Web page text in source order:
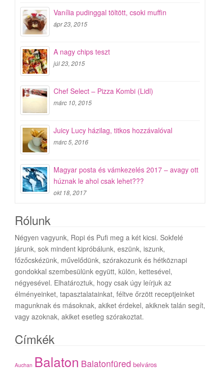
Vanília pudinggal töltött, csoki muffin
ápr 23, 2015
A nagy chips teszt
júl 23, 2015
Chef Select – Pizza Kombi (Lidl)
márc 10, 2015
Juicy Lucy házilag, titkos hozzávalóval
márc 5, 2016
Magyar posta és vámkezelés 2017 – avagy ott
húznak le ahol csak lehet???
okt 18, 2017
Rólunk
Négyen vagyunk, Ropi és Pufi meg a két kicsi. Sokfelé
járunk, sok mindent kipróbálunk, eszünk, iszunk,
főzőcskézünk, művelődünk, szórakozunk és hétköznapi
gondokkal szembesülünk együtt, külön, kettesével,
négyesével. Elhatároztuk, hogy csak úgy leírjuk az
élményeinket, tapasztalatainkat, féltve őrzött receptjeinket
magunknak és másoknak, akiket érdekel, akiknek talán segít,
vagy azoknak, akiket esetleg szórakoztat.
Címkék
Auchan Balaton Balatonfüred belváros